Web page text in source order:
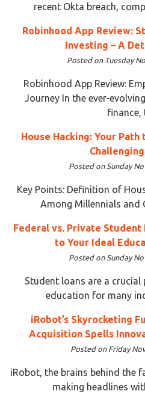
recent Okta breach,
Robinhood App Review:
Investing – A
Posted on Tuesday
Robinhood App Review:
Journey In the ever-
finance,
House Hacking: Your
Posted on Sunday
Key Points: Definition of
Among Millennials and
Federal vs. Private Student
to Your Ideal
Posted on Sunday
Student loans are a
education for many
iRobot’s Skyrocketing
Acquisition Spells
Posted on Friday
iRobot, the brains behind the
making headlines